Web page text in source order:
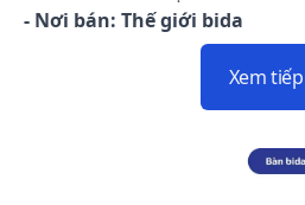
- Nơi bán: Thế giới bida
Xem tiếp